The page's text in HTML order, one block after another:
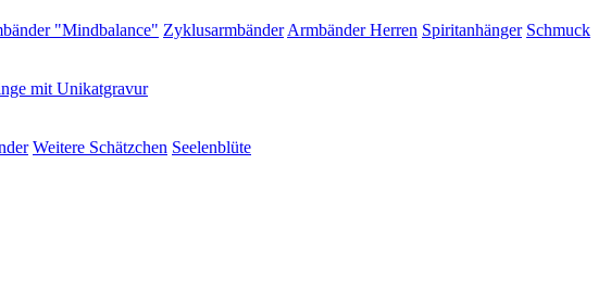
"Mindbalance" Zyklusarmbänder Armbänder Herren Spiritanhänger Schmuck
mit Unikatgravur
Weitere Schätzchen Seelenblüte